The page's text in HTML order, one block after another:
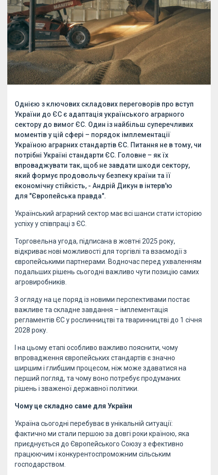
Однією з ключових складових переговорів про вступ
України до ЄС є адаптація українського аграрного
сектору до вимог ЄС. Один із найбільш суперечливих
моментів у цій сфері – порядок імплементації
Україною аграрних стандартів ЄС. Питання не в тому, чи
потрібні Україні стандарти ЄС. Головне – як їх
впроваджувати так, щоб не завдати шкоди сектору,
який формує продовольчу безпеку країни та її
економічну стійкість, - Андрій Дикун в інтерв'ю
для "Європейська правда".
Український аграрний сектор має всі шанси стати історією
успіху у співпраці з ЄС.
Торговельна угода, підписана в жовтні 2025 року,
відкриває нові можливості для торгівлі та взаємодії з
європейськими партнерами. Водночас перед ухваленням
подальших рішень сьогодні важливо чути позицію самих
агровиробників.
З огляду на це поряд із новими перспективами постає
важливе та складне завдання – імплементація
регламентів ЄС у рослинництві та тваринництві до 1 січня
2028 року.
І на цьому етапі особливо важливо пояснити, чому
впровадження європейських стандартів є значно
ширшим і глибшим процесом, ніж може здаватися на
перший погляд, та чому воно потребує продуманих
рішень і зваженої державної політики.
Чому це складно саме для України
Україна сьогодні перебуває в унікальній ситуації:
фактично ми стали першою за довгі роки країною, яка
приєднується до Європейського Союзу з ефективно
працюючим і конкурентоспроможним сільським
господарством.